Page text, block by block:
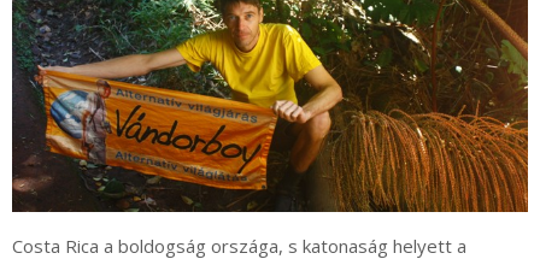
Costa Rica a boldogság országa, s katonaság helyett a